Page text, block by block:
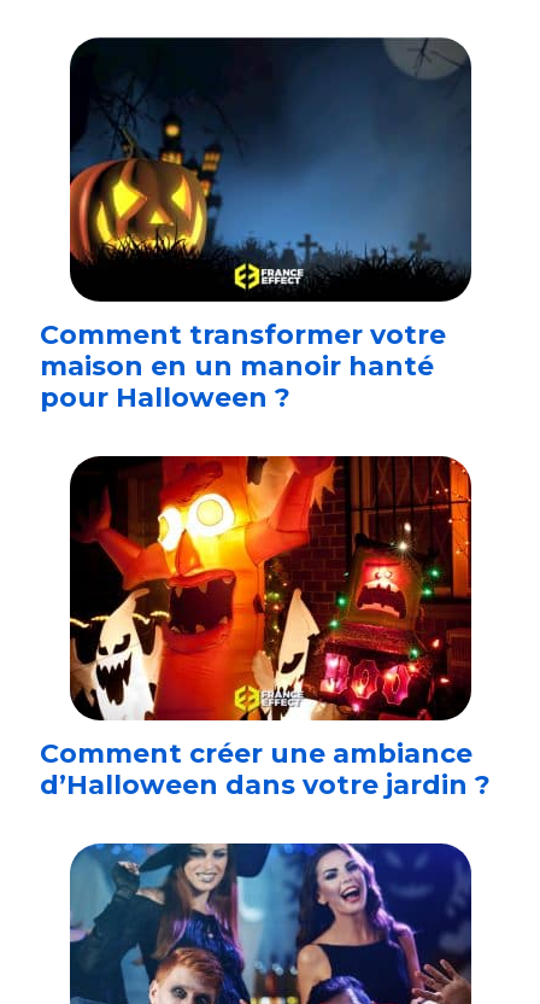
Comment transformer votre
maison en un manoir hanté
pour Halloween ?
Comment créer une ambiance
d’Halloween dans votre jardin ?